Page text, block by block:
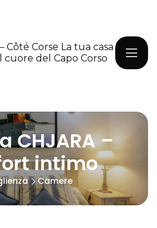
Côté Corse La tua casa
cuore del Capo Corso
CHJARA –
intimo
Camere